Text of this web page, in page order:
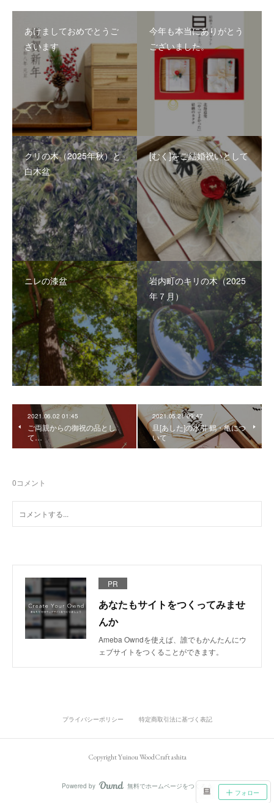
あけましておめでとうご
ざいます
今年も本当にありがとう
ございました。
クリの木（2025年秋）と
白木盆
[むく]をご結婚祝いとして
ニレの漆盆
岩内町のキリの木（2025
年７月）
2021.06.02 01:45
ご両親からの御祝の品とし
て…
2021.05.21 09:47
旦[あした]の水引 鶴・亀につ
いて
0コメント
PR
あなたもサイトをつくってみませ
んか
Ameba Owndを使えば、誰でもかんたんにウ
ェブサイトをつくることができます。
フォロー
プライバシーポリシー 特定商取引法に基づく表記
Copyright Yuinou WoodCraft ashita
Powered by AmebaOwnd
無料でホームページをつくろう